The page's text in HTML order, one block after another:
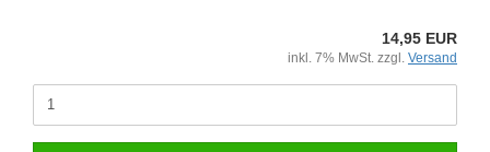
14,95 EUR
inkl. 7% MwSt. zzgl. Versand